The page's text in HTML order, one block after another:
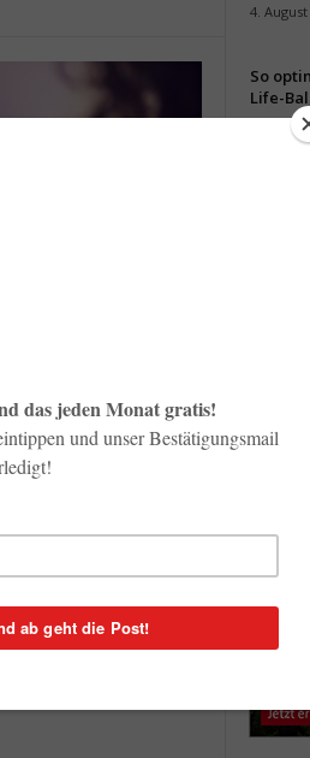
Funktionen für Travel
nur den Reisenden –,
von Sekunden
4. August
So
Life-
3.
Start-
31. Juli
Social
wird
30. Juli